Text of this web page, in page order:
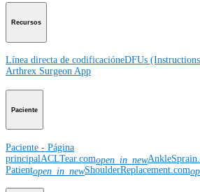
Recursos
Línea directa de codificacióneDFUs
Arthrex Surgeon App
Paciente
Paciente - Página
principal ACLTear.comopen_in_new
Patientopen_in_newShoulderReplacement.com